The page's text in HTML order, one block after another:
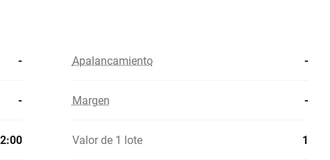
- Apalancamiento -
- Margen -
Valor de 1 lote 1